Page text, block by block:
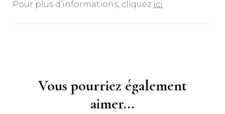
Pour plus d’informations, cliquez ici
Vous pourriez également
aimer...